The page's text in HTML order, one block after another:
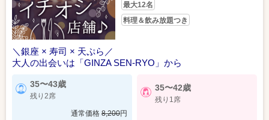
最大12名
料理＆飲み放題つき
＼銀座 × 寿司 × 天ぷら／
大人の出会いは「GINZA SEN-RYO」から
35〜43歳
残り2席
通常価格 8,200円
35〜42歳
残り1席